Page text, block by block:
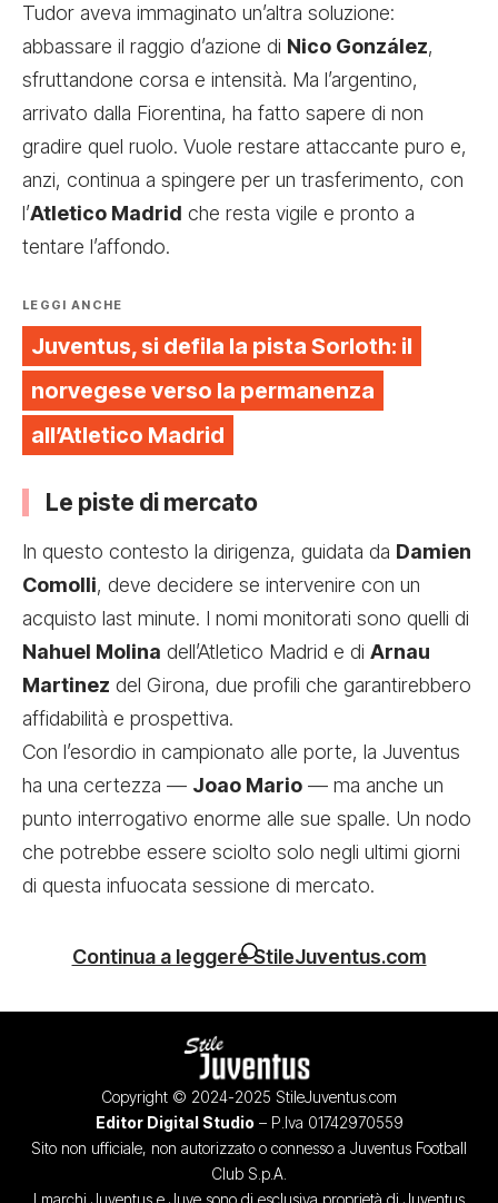
Tudor aveva immaginato un’altra soluzione:
abbassare il raggio d’azione di Nico González,
sfruttandone corsa e intensità. Ma l’argentino,
arrivato dalla Fiorentina, ha fatto sapere di non
gradire quel ruolo. Vuole restare attaccante puro e,
anzi, continua a spingere per un trasferimento, con
l’Atletico Madrid che resta vigile e pronto a
tentare l’affondo.
LEGGI ANCHE
Juventus, si defila la pista Sorloth: il
norvegese verso la permanenza
all’Atletico Madrid
Le piste di mercato
In questo contesto la dirigenza, guidata da Damien
Comolli, deve decidere se intervenire con un
acquisto last minute. I nomi monitorati sono quelli di
Nahuel Molina dell’Atletico Madrid e di Arnau
Martinez del Girona, due profili che garantirebbero
affidabilità e prospettiva.
Con l’esordio in campionato alle porte, la Juventus
ha una certezza — Joao Mario — ma anche un
punto interrogativo enorme alle sue spalle. Un nodo
che potrebbe essere sciolto solo negli ultimi giorni
di questa infuocata sessione di mercato.
Continua a leggere StileJuventus.com
Copyright © 2024-2025 StileJuventus.com
Editor Digital Studio – P.Iva 01742970559
Sito non ufficiale, non autorizzato o connesso a Juventus Football
Club S.p.A.